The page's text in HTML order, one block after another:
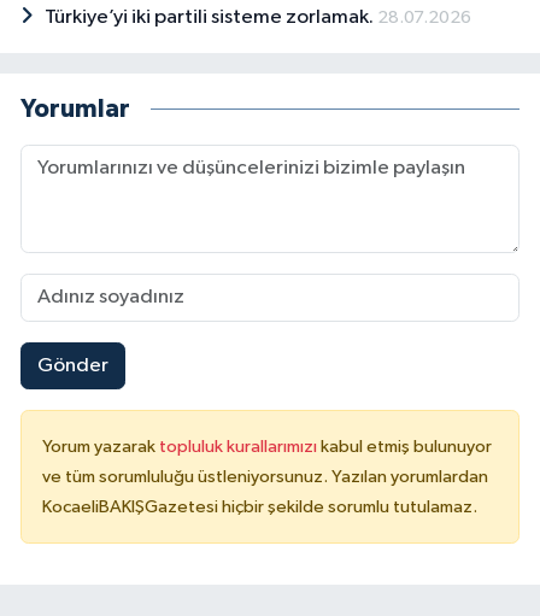
Türkiye’yi iki partili sisteme zorlamak. 28.07.2026
Yorumlar
Gönder
Yorum yazarak topluluk kurallarımızı kabul etmiş bulunuyor
ve tüm sorumluluğu üstleniyorsunuz. Yazılan yorumlardan
KocaeliBAKIŞGazetesi hiçbir şekilde sorumlu tutulamaz.